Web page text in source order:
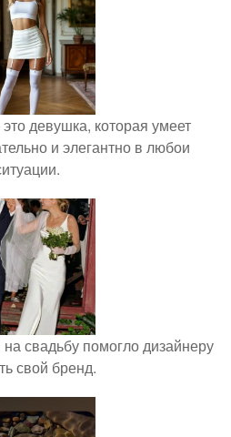
девушка, которая умеет
и элегантно в любои
свадьбу помогло дизайнеру
свой бренд.